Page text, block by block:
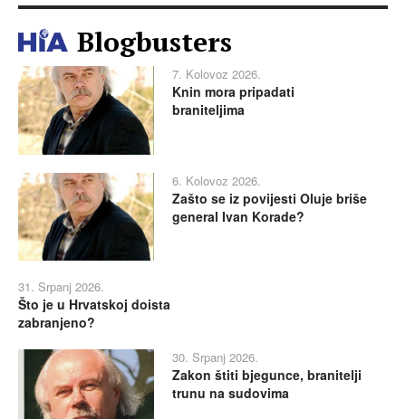
Blogbusters
7. Kolovoz 2026.
Knin mora pripadati
braniteljima
6. Kolovoz 2026.
Zašto se iz povijesti Oluje briše
general Ivan Korade?
31. Srpanj 2026.
Što je u Hrvatskoj doista
zabranjeno?
30. Srpanj 2026.
Zakon štiti bjegunce, branitelji
trunu na sudovima